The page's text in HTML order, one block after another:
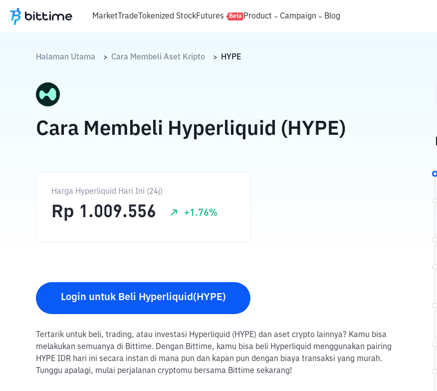
MarketTradeTokenized StockFutures Beta Product Campaign Blog
Halaman Utama > Cara Membeli Aset Kripto > HYPE
Cara Membeli Hyperliquid (HYPE)
Harga Hyperliquid Hari Ini (24j)
Rp 1.009.556 +1.76%
Login untuk Beli Hyperliquid(HYPE)
Tertarik untuk beli, trading, atau investasi Hyperliquid (HYPE) dan aset crypto lainnya? Kamu bisa
melakukan semuanya di Bittime. Dengan Bittime, kamu bisa beli Hyperliquid menggunakan pairing
HYPE IDR hari ini secara instan di mana pun dan kapan pun dengan biaya transaksi yang murah.
Tunggu apalagi, mulai perjalanan cryptomu bersama Bittime sekarang!